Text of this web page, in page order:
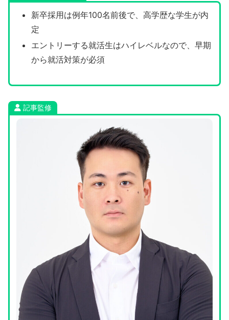
新卒採用は例年100名前後で、高学歴な学生が内
定
エントリーする就活生はハイレベルなので、早期
から就活対策が必須
記事監修